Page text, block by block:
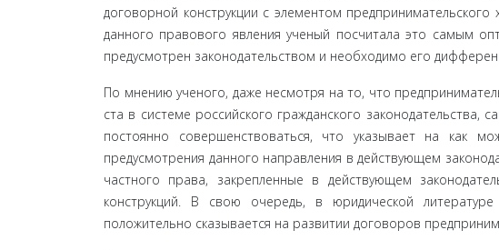
до­говорной конструкции с элементом
данного правового явления ученый посчитала это самым
предусмотрен зако­нодательством и необходимо его
По мнению ученого, даже несмотря на то, что
ста в системе российского гражданского законодательства,
постоянно совершенствоваться, что указывает на как
предусмотрения данного на­правления в действующем
частного права, закрепленные в дей­ствующем
конструкций. В свою очередь, в юридической
положительно сказывается на развитии договоров